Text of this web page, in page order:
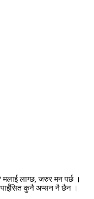
मलाई लाग्छ, जरुर मन पर्छ ।
कुनै अप्सन नै छैन ।